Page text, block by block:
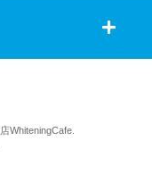
WhiteningCafe.